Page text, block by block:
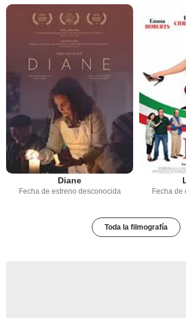
Diane
Fecha de estreno desconocida Fecha de
Toda la filmografía